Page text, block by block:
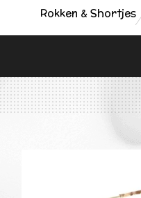
Rokken & Shortjes